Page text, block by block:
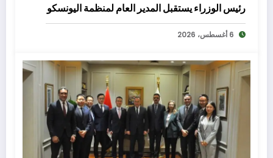
رئيس الوزراء يستقبل المدير العام لمنظمة اليونسكو
6 أغسطس، 2026